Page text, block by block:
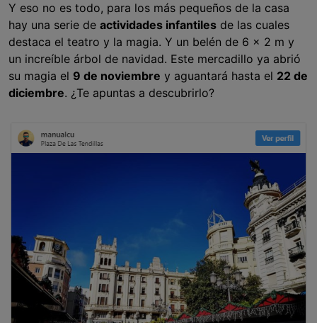
Y eso no es todo, para los más pequeños de la casa
hay una serie de actividades infantiles de las cuales
destaca el teatro y la magia. Y un belén de 6 x 2 m y
un increíble árbol de navidad. Este mercadillo ya abrió
su magia el 9 de noviembre y aguantará hasta el 22 de
diciembre. ¿Te apuntas a descubrirlo?